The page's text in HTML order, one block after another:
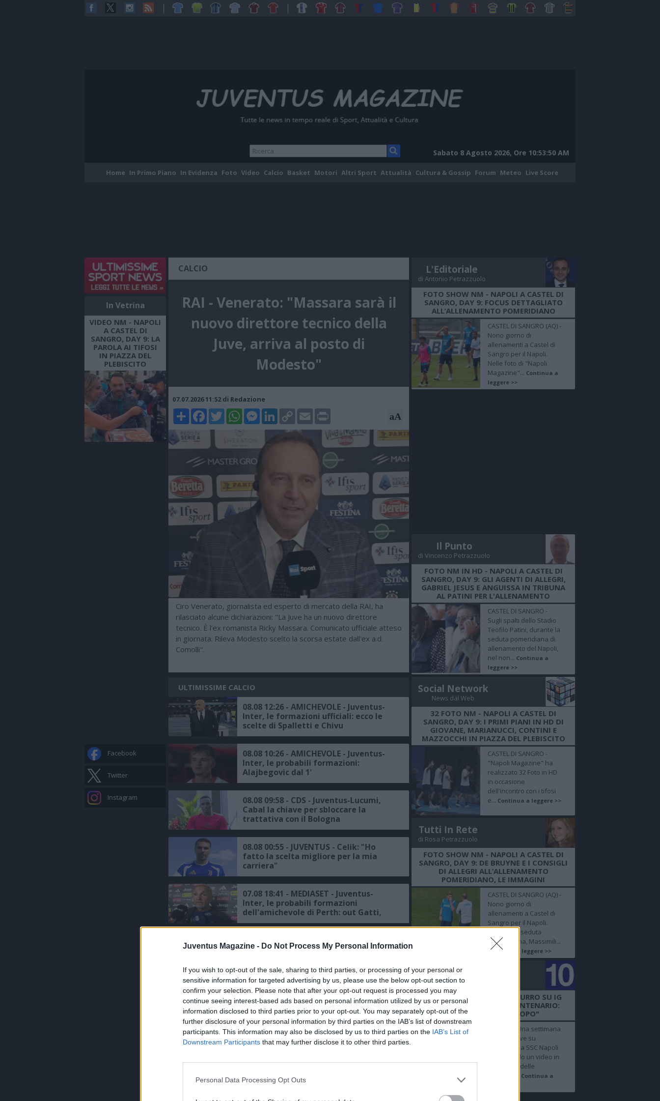
Juventus Magazine - Do Not Process My Personal Information
If you wish to opt-out of the sale, sharing to third parties, or processing of your personal or
sensitive information for targeted advertising by us, please use the below opt-out section to
confirm your selection. Please note that after your opt-out request is processed you may
continue seeing interest-based ads based on personal information utilized by us or personal
information disclosed to third parties prior to your opt-out. You may separately opt-out of the
further disclosure of your personal information by third parties on the IAB’s list of downstream
participants. This information may also be disclosed by us to third parties on the IAB’s List of
Downstream Participants that may further disclose it to other third parties.
Personal Data Processing Opt Outs
Sabato 8 Agosto 2026, Ore 10:53:51 AM
Home In Primo Piano In Evidenza Foto Video Calcio Basket Motori Altri Sport Attualità Cultura & Gossip Forum Meteo Live Score
In Vetrina
VIDEO NM - NAPOLI
A CASTEL DI
SANGRO, DAY 9: LA
PAROLA AI TIFOSI
IN PIAZZA DEL
PLEBISCITO
Facebook
Twitter
Instagram
CALCIO
RAI - Venerato: "Massara sarà il
nuovo direttore tecnico della
Juve, arriva al posto di
Modesto"
07.07.2026 11:52 di Redazione
ShareFacebookTwitterWhatsAppMessenger
LinkedIn
Copy
Link
Email Print aA
Ciro Venerato, giornalista ed esperto di mercato della RAI, ha
rilasciato alcune dichiarazioni: "La Juve ha un nuovo direttore
tecnico. È l'ex romanista Ricky Massara. Comunicato ufficiale atteso
in giornata. Rileva Modesto scelto la scorsa estate dall'ex a.d.
Comolli".
ULTIMISSIME CALCIO
08.08 12:26 - AMICHEVOLE - Juventus-
Inter, le formazioni ufficiali: ecco le
scelte di Spalletti e Chivu
08.08 10:26 - AMICHEVOLE - Juventus-
Inter, le probabili formazioni:
Alajbegovic dal 1'
08.08 09:58 - CDS - Juventus-Lucumi,
Cabal la chiave per sbloccare la
trattativa con il Bologna
08.08 00:55 - JUVENTUS - Celik: "Ho
fatto la scelta migliore per la mia
carriera"
07.08 18:41 - MEDIASET - Juventus-
Inter, le probabili formazioni
dell'amichevole di Perth: out Gatti,
Pio-Idrissou coppia confermata
07.08 15:10 - JUVENTUS - Spalletti:
"Nessuno strascico dopo la
07.08 14:42 - MEDIASET - Juventus,
l'arrivo di Lucumí potrebbe sbloccare
la cessione di Gatti
07.08 13:49 - AMICHEVOLI - Inter avanti
ma ad alta quota (2,13) nel derby
contro il Chelsea
07.08 11:52 - CDS - Juventus, Lucumi dà
L'Editoriale
di Antonio Petrazzuolo
FOTO SHOW NM - NAPOLI A CASTEL DI
SANGRO, DAY 9: FOCUS DETTAGLIATO
ALL’ALLENAMENTO POMERIDIANO
CASTEL DI SANGRO (AQ) -
Nono giorno di
allenamenti a Castel di
Sangro per il Napoli.
Nelle foto di "Napoli
Magazine"... Continua a
leggere >>
Il Punto
di Vincenzo Petrazzuolo
FOTO NM IN HD - NAPOLI A CASTEL DI
SANGRO, DAY 9: GLI AGENTI DI ALLEGRI,
GABRIEL JESUS E ANGUISSA IN TRIBUNA
AL PATINI PER L'ALLENAMENTO
CASTEL DI SANGRO -
Sugli spalti dello Stadio
Teofilo Patini, durante la
seduta pomeridiana di
allenamento del Napoli,
nel non... Continua a
leggere >>
Social Network
News dal Web
32 FOTO NM - NAPOLI A CASTEL DI
SANGRO, DAY 9: I PRIMI PIANI IN HD DI
GIOVANE, MARIANUCCI, CONTINI E
MAZZOCCHI IN PIAZZA DEL PLEBISCITO
CASTEL DI SANGRO -
"Napoli Magazine" ha
realizzato 32 Foto in HD
in occasione
dell'incontro con i tifosi
e... Continua a leggere >>
Tutti In Rete
di Rosa Petrazzuolo
FOTO SHOW NM - NAPOLI A CASTEL DI
SANGRO, DAY 9: DE BRUYNE E I CONSIGLI
DI ALLEGRI ALL’ALLENAMENTO
POMERIDIANO, LE IMMAGINI
CASTEL DI SANGRO (AQ) -
Nono giorno di
allenamenti a Castel di
Sangro per il Napoli.
Durante la seduta
pomeridiana, Massimili...
Continua a leggere >>
L'Angolo
del Numero 10
VIDEO SSCN - IL CLUB AZZURRO SU IG
RIEVOCA LA FESTA DEL CENTENARIO:
"UNA SETTIMANA DOPO"
NAPOLI - "Una settimana
dopo", scrive su
Instagram la SSC Napoli
pubblicando un video in
time lapse delle
Continua a